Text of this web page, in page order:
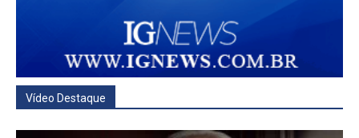
Vídeo Destaque